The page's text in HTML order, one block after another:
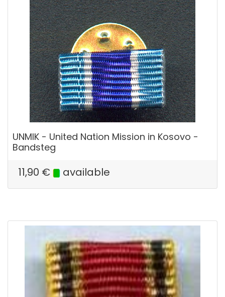
UNMIK - United Nation Mission in Kosovo -
Bandsteg
11,90 € available